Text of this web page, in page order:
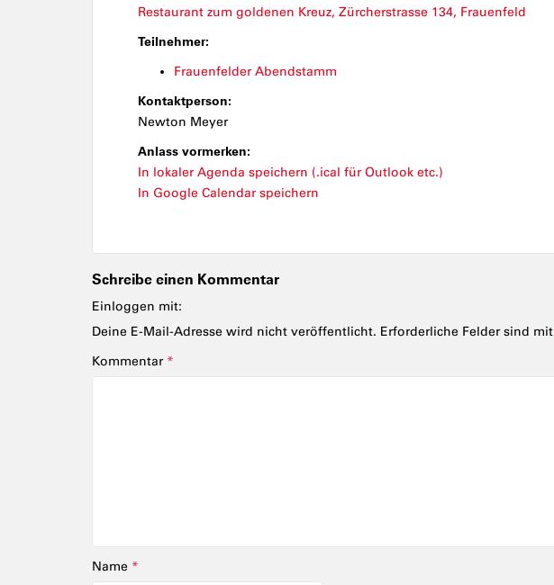
Restaurant zum goldenen Kreuz, Zürcherstrasse 134, Frauenfeld
Teilnehmer:
Frauenfelder Abendstamm
Kontaktperson:
Newton Meyer
Anlass vormerken:
In lokaler Agenda speichern (.ical für Outlook etc.)
In Google Calendar speichern
Schreibe einen Kommentar
Einloggen mit:
Deine E-Mail-Adresse wird nicht veröffentlicht. Erforderliche Felder sind mit
Kommentar *
Name *